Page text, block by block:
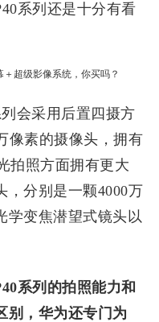
系列还是十分有看
会采用后置四摄方
像素的摄像头，拥有
拍照方面拥有更大
，分别是一颗4000万
学变焦潜望式镜头以
系列的拍照能力和
别，华为还专门为